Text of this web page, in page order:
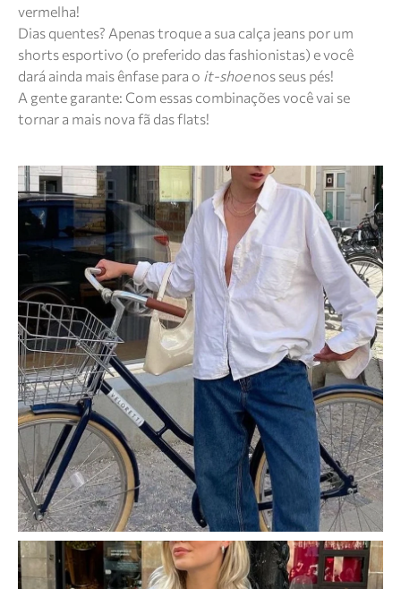
vermelha!
Dias quentes? Apenas troque a sua calça jeans por um
shorts esportivo (o preferido das fashionistas) e você
dará ainda mais ênfase para o it-shoenos seus pés!
A gente garante: Com essas combinações você vai se
tornar a mais nova fã das flats!